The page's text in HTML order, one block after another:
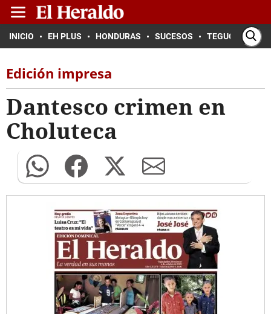
INICIO EH PLUS HONDURAS SUCESOS TEGUCIGALPA
Edición impresa
Dantesco crimen en
Choluteca